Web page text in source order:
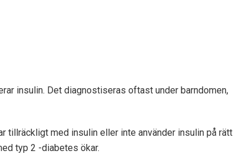
insulin. Det diagnostiseras oftast under barndomen,
tillräckligt med insulin eller inte använder insulin på rätt
typ 2 -diabetes ökar.